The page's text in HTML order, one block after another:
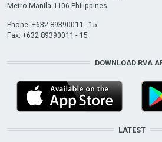
Metro Manila 1106 Philippines
Phone: +632 89390011 - 15
Fax: +632 89390011 - 15
DOWNLOAD RVA
LATEST